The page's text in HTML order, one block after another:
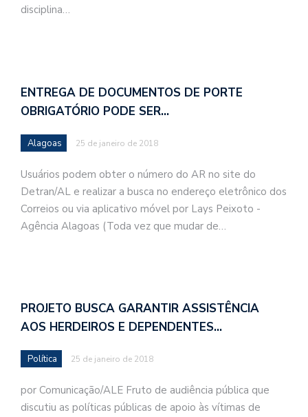
disciplina…
ENTREGA DE DOCUMENTOS DE PORTE
OBRIGATÓRIO PODE SER…
Alagoas 25 de janeiro de 2018
Usuários podem obter o número do AR no site do
Detran/AL e realizar a busca no endereço eletrônico dos
Correios ou via aplicativo móvel por Lays Peixoto -
Agência Alagoas (Toda vez que mudar de…
PROJETO BUSCA GARANTIR ASSISTÊNCIA
AOS HERDEIROS E DEPENDENTES…
Política 25 de janeiro de 2018
por Comunicação/ALE Fruto de audiência pública que
discutiu as políticas públicas de apoio às vítimas de